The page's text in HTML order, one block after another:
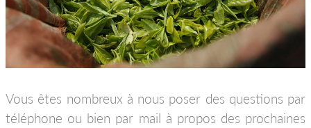
Vous êtes nombreux à nous poser des questions par
téléphone ou bien par mail à propos des prochaines